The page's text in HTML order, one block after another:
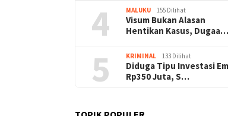
4 MALUKU 155 Dilihat
Visum Bukan Alasan
Hentikan Kasus, Dugaa…
5 KRIMINAL 133 Dilihat
Diduga Tipu Investasi
Rp350 Juta, S…